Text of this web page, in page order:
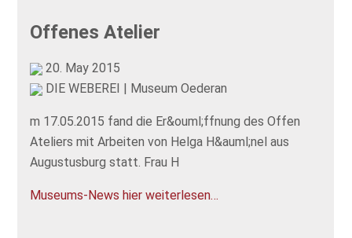
Offenes Atelier
20. May 2015
DIE WEBEREI | Museum Oederan
m 17.05.2015 fand die Er&ouml;ffnung des Offen
Ateliers mit Arbeiten von Helga H&auml;nel aus
Augustusburg statt. Frau H
Museums-News hier weiterlesen…